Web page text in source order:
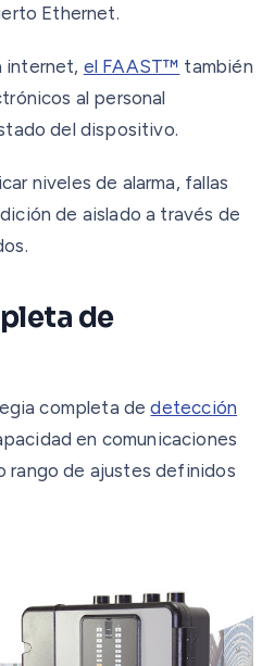
Ethernet.
internet, el FAAST™ también
al personal
del dispositivo.
niveles de alarma, fallas
de aislado a través de
de
completa dedetección
en comunicaciones
rango de ajustes definidos